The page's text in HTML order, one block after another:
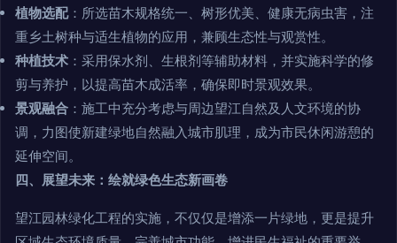
植物选配：所选苗木规格统一、树形优美、健康无病虫害，注
重乡土树种与适生植物的应用，兼顾生态性与观赏性。
种植技术 ：采用保水剂、生根剂等辅助材料，并实施科学的修
剪与养护，以提高苗木成活率，确保即时景观效果。
景观融合 ：施工中充分考虑与周边望江自然及人文环境的协
调，力图使新建绿地自然融入城市肌理，成为市民休闲游憩的
延伸空间。
四、展望未来：绘就绿色生态新画卷
望江园林绿化工程的实施，不仅仅是增添一片绿地，更是提升